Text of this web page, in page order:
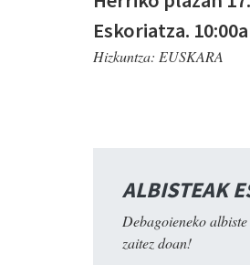
Eskoriatza.
Hizkuntza: EUSKARA
ALBISTEAK
Debagoieneko
zaitez doan!